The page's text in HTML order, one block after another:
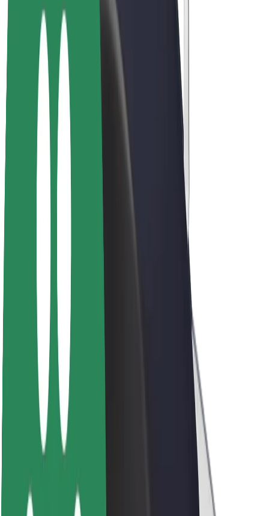
Bolt Plus
Заробляйте з Bolt
Водієм
Заробіток водія
Кур'єром
Заробіток курʼєра
Партнери Bolt Food
Автопаркам
Проєкт Нуль
Блог
Пресцентр
Правила використання бренду
Місія
Зв’язки з інвесторами
Керівництво
Бренд